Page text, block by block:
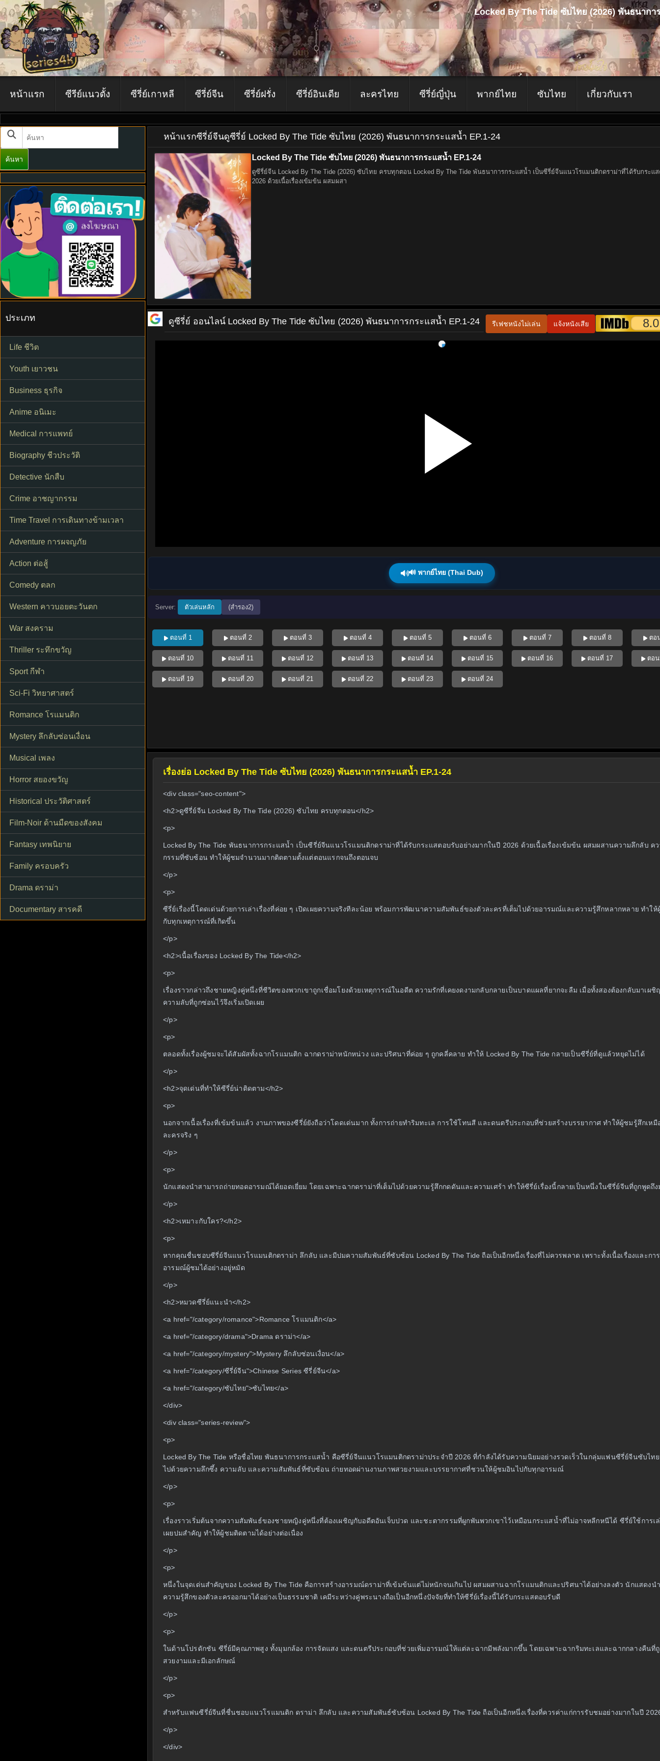
Locked By The Tide ซับไทย (2026) พันธนากา
หน้าแรก ซีรีย์แนวตั้ง ซีรี่ย์เกาหลี ซีรี่ย์จีน ซีรี่ย์ฝรั่ง ซีรี่ย์อินเดีย ละครไทย ซีรี่ย์ญี่ปุ่น พากย์ไทย ซับไทย เกี่ยวกับเรา
ค้นหา
ประเภท
Life ชีวิต
Youth เยาวชน
Business ธุรกิจ
Anime อนิเมะ
Medical การแพทย์
Biography ชีวประวัติ
Detective นักสืบ
Crime อาชญากรรม
Time Travel การเดินทางข้ามเวลา
Adventure การผจญภัย
Action ต่อสู้
Comedy ตลก
Western คาวบอยตะวันตก
War สงคราม
Thriller ระทึกขวัญ
Sport กีฬา
Sci-Fi วิทยาศาสตร์
Romance โรแมนติก
Mystery ลึกลับซ่อนเงื่อน
Musical เพลง
Horror สยองขวัญ
Historical ประวัติศาสตร์
Film-Noir ด้านมืดของสังคม
Fantasy เทพนิยาย
Family ครอบครัว
Drama ดราม่า
Documentary สารคดี
หน้าแรกซีรี่ย์จีนดูซีรี่ย์ Locked By The Tide ซับไทย (2026) พันธนาการกระแสน้ำ EP.1-24
Locked By The Tide ซับไทย (2026) พันธนาการกระแสน้ำ EP.1-24
ดูซีรี่ย์จีน Locked By The Tide (2026) ซับไทย ครบทุกตอน Locked By The Tide พันธนาการกระแสน้ำ เป็นซีรี่ย์จีนแนวโรแมนติกดราม่าที่ได้รับกระแสตอบรับอย่างมากในปี
2026 ด้วยเนื้อเรื่องเข้มข้น ผสมผสา
ดูซีรี่ย์ ออนไลน์ Locked By The Tide ซับไทย (2026) พันธนาการกระแสน้ำ EP.1-24 รีเฟชหนังไม่เล่น แจ้งหนังเสีย 8.0
🔊 พากย์ไทย (Thai Dub)
Server: ตัวเล่นหลัก (สำรอง2)
ตอนที่ 1 ตอนที่ 2 ตอนที่ 3 ตอนที่ 4 ตอนที่ 5 ตอนที่ 6 ตอนที่ 7 ตอนที่ 8 ตอ
ตอนที่ 10 ตอนที่ 11 ตอนที่ 12 ตอนที่ 13 ตอนที่ 14 ตอนที่ 15 ตอนที่ 16 ตอนที่ 17 ตอ
ตอนที่ 19 ตอนที่ 20 ตอนที่ 21 ตอนที่ 22 ตอนที่ 23 ตอนที่ 24
เรื่องย่อ Locked By The Tide ซับไทย (2026) พันธนาการกระแสน้ำ EP.1-24
<div class="seo-content">
<h2>ดูซีรี่ย์จีน Locked By The Tide (2026) ซับไทย ครบทุกตอน</h2>
<p>
Locked By The Tide พันธนาการกระแสน้ำ เป็นซีรี่ย์จีนแนวโรแมนติกดราม่าที่ได้รับกระแสตอบรับอย่างมากในปี 2026 ด้วยเนื้อเรื่องเข้มข้น ผสมผสานความลึกลับ ค
กรรมที่ซับซ้อน ทำให้ผู้ชมจำนวนมากติดตามตั้งแต่ตอนแรกจนถึงตอนจบ
</p>
<p>
ซีรี่ย์เรื่องนี้โดดเด่นด้วยการเล่าเรื่องที่ค่อย ๆ เปิดเผยความจริงทีละน้อย พร้อมการพัฒนาความสัมพันธ์ของตัวละครที่เต็มไปด้วยอารมณ์และความรู้สึกหลากหลาย ทำใ
กับทุกเหตุการณ์ที่เกิดขึ้น
</p>
<h2>เนื้อเรื่องของ Locked By The Tide</h2>
<p>
เรื่องราวกล่าวถึงชายหญิงคู่หนึ่งที่ชีวิตของพวกเขาถูกเชื่อมโยงด้วยเหตุการณ์ในอดีต ความรักที่เคยงดงามกลับกลายเป็นบาดแผลที่ยากจะลืม เมื่อทั้งสองต้องกลับมาเผ
ความลับที่ถูกซ่อนไว้จึงเริ่มเปิดเผย
</p>
<p>
ตลอดทั้งเรื่องผู้ชมจะได้สัมผัสทั้งฉากโรแมนติก ฉากดราม่าหนักหน่วง และปริศนาที่ค่อย ๆ ถูกคลี่คลาย ทำให้ Locked By The Tide กลายเป็นซีรี่ย์ที่ดูแล้วหยุดไม่ได้
</p>
<h2>จุดเด่นที่ทำให้ซีรี่ย์น่าติดตาม</h2>
<p>
นอกจากเนื้อเรื่องที่เข้มข้นแล้ว งานภาพของซีรี่ย์ยังถือว่าโดดเด่นมาก ทั้งการถ่ายทำริมทะเล การใช้โทนสี และดนตรีประกอบที่ช่วยสร้างบรรยากาศ ทำให้ผู้ชมรู้สึกเห
ละครจริง ๆ
</p>
<p>
นักแสดงนำสามารถถ่ายทอดอารมณ์ได้ยอดเยี่ยม โดยเฉพาะฉากดราม่าที่เต็มไปด้วยความรู้สึกกดดันและความเศร้า ทำให้ซีรี่ย์เรื่องนี้กลายเป็นหนึ่งในซีรี่ย์จีนที่ถูกพูดถึ
</p>
<h2>เหมาะกับใคร?</h2>
<p>
หากคุณชื่นชอบซีรี่ย์จีนแนวโรแมนติกดราม่า ลึกลับ และมีปมความสัมพันธ์ที่ซับซ้อน Locked By The Tide ถือเป็นอีกหนึ่งเรื่องที่ไม่ควรพลาด เพราะทั้งเนื้อเรื่องและกา
อารมณ์ผู้ชมได้อย่างอยู่หมัด
</p>
<h2>หมวดซีรี่ย์แนะนำ</h2>
<a href="/category/romance">Romance โรแมนติก</a>
<a href="/category/drama">Drama ดราม่า</a>
<a href="/category/mystery">Mystery ลึกลับซ่อนเงื่อน</a>
<a href="/category/ซีรี่ย์จีน">Chinese Series ซีรี่ย์จีน</a>
<a href="/category/ซับไทย">ซับไทย</a>
</div>
<div class="series-review">
<p>
Locked By The Tide หรือชื่อไทย พันธนาการกระแสน้ำ คือซีรี่ย์จีนแนวโรแมนติกดราม่าประจำปี 2026 ที่กำลังได้รับความนิยมอย่างรวดเร็วในกลุ่มแฟนซีรี่ย์จีนซับไทย
ไปด้วยความลึกซึ้ง ความลับ และความสัมพันธ์ที่ซับซ้อน ถ่ายทอดผ่านงานภาพสวยงามและบรรยากาศที่ชวนให้ผู้ชมอินไปกับทุกอารมณ์
</p>
<p>
เรื่องราวเริ่มต้นจากความสัมพันธ์ของชายหญิงคู่หนึ่งที่ต้องเผชิญกับอดีตอันเจ็บปวด และชะตากรรมที่ผูกพันพวกเขาไว้เหมือนกระแสน้ำที่ไม่อาจหลีกหนีได้ ซีรี่ย์ใช้การเล่
เผยปมสำคัญ ทำให้ผู้ชมติดตามได้อย่างต่อเนื่อง
</p>
<p>
หนึ่งในจุดเด่นสำคัญของ Locked By The Tide คือการสร้างอารมณ์ดราม่าที่เข้มข้นแต่ไม่หนักจนเกินไป ผสมผสานฉากโรแมนติกและปริศนาได้อย่างลงตัว นักแสดงน
ความรู้สึกของตัวละครออกมาได้อย่างเป็นธรรมชาติ เคมีระหว่างคู่พระนางถือเป็นอีกหนึ่งปัจจัยที่ทำให้ซีรี่ย์เรื่องนี้ได้รับกระแสตอบรับดี
</p>
<p>
ในด้านโปรดักชัน ซีรี่ย์มีคุณภาพสูง ทั้งมุมกล้อง การจัดแสง และดนตรีประกอบที่ช่วยเพิ่มอารมณ์ให้แต่ละฉากมีพลังมากขึ้น โดยเฉพาะฉากริมทะเลและฉากกลางคืนที่
สวยงามและมีเอกลักษณ์
</p>
<p>
สำหรับแฟนซีรี่ย์จีนที่ชื่นชอบแนวโรแมนติก ดราม่า ลึกลับ และความสัมพันธ์ซับซ้อน Locked By The Tide ถือเป็นอีกหนึ่งเรื่องที่ควรค่าแก่การรับชมอย่างมากในปี
</p>
</div>